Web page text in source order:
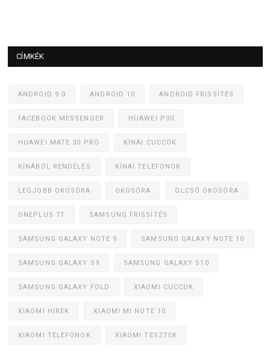
CÍMKÉK
ANDROID 9.0 ANDROID 10 ANDROID FRISSÍTÉS
FACEBOOK MESSENGER HUAWEI P30
HUAWEI MATE 30 PRO KÍNAI CUCCOK
KÍNÁBÓL RENDELÉS KÍNAI TELEFONOK
LEGJOBB OKOSÓRA OKOSÓRA OLCSÓ OKOSÓRA
ONEPLUS 7T SAMSUNG FRISSÍTÉS
SAMSUNG GALAXY NOTE 9 SAMSUNG GALAXY NOTE 10
SAMSUNG GALAXY S9 SAMSUNG GALAXY S10
SAMSUNG GALAXY FOLD XIAOMI CUCCOK
XIAOMI HÍREK XIAOMI MI NOTE 10
XIAOMI TELEFONOK XIAOMI TESZTEK